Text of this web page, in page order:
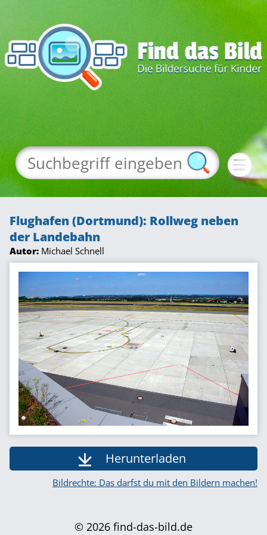
Flughafen (Dortmund): Rollweg neben
der Landebahn
Autor: Michael Schnell
Herunterladen
Bildrechte: Das darfst du mit den Bildern machen!
© 2026 find-das-bild.de